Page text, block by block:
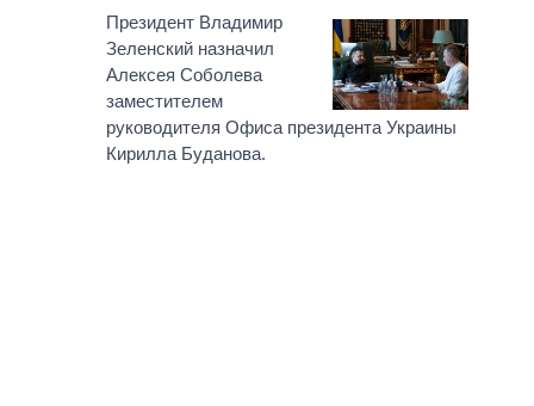
КАБИНЕТ МИНИСТРОВ
ГЛАВЫ ОБЛАДМИНИСТРАЦИЙ
МЭРЫ
ВСЕ ПЕРСОНЫ
ПОДДЕРЖАТЬ
СРАВНЕНИЕ ПОЛИТИКОВ
Президент Владимир
Зеленский назначил
Алексея Соболева
заместителем
руководителя Офиса президента Украины
Кирилла Буданова.